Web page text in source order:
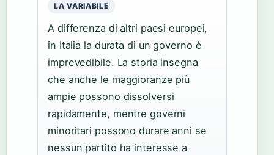
LA VARIABILE
A differenza di altri paesi europei,
in Italia la durata di un governo è
imprevedibile. La storia insegna
che anche le maggioranze più
ampie possono dissolversi
rapidamente, mentre governi
minoritari possono durare anni se
nessun partito ha interesse a